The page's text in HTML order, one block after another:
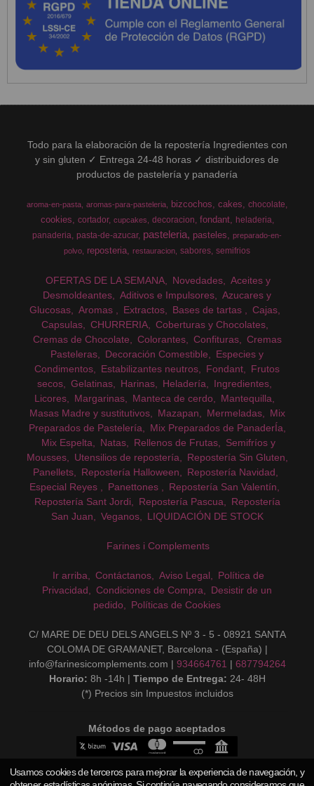
Todo para la elaboración de la repostería Ingredientes con
y sin gluten ✓ Entrega 24-48 horas ✓ distribuidores de
productos de pastelería y panadería
aroma-en-pasta aromas-para-pasteleria bizcochos cakes chocolate
cookies cortador cupcakes decoracion fondant
heladeria
panaderia pasta-de-azucar pasteleria pasteles
preparado-en-
polvo
reposteria restauracion sabores semifrios
OFERTAS DE LA SEMANA Novedades
Aceites y
Desmoldeantes
Aditivos e Impulsores
Azucares y
Glucosas
Aromas Extractos Bases de tartas
Cajas
Capsulas
CHURRERIA
Coberturas y Chocolates
Cremas de Chocolate
Colorantes Confituras
Cremas
Pasteleras
Decoración Comestible
Especies y
Condimentos
Estabilizantes neutros Fondant
Frutos
secos
Gelatinas Harinas Heladería
Ingredientes
Licores
Margarinas Manteca de cerdo
Mantequilla
Masas Madre y sustitutivos
Mazapan Mermeladas
Mix
Preparados de Pastelería
Mix Preparados de PanaderÍa
Mix Espelta
Natas Rellenos de Frutas
Semifríos y
Mousses
Utensilios de repostería
Repostería Sin Gluten
Panellets
Repostería Halloween
Repostería Navidad
Especial Reyes
Panettones
Repostería San Valentín
Repostería Sant Jordi
Repostería Pascua
Repostería
San Juan
Veganos LIQUIDACIÓN DE STOCK
Farines i Complements
Ir arriba Contáctanos Aviso Legal
Política de
Privacidad
Condiciones de Compra
Desistir de un
pedido
Políticas de Cookies
C/ MARE DE DEU DELS ANGELS Nº 3 - 5 - 08921 SANTA
COLOMA DE GRAMANET, Barcelona - (España) |
info@farinesicomplements.com | 934664761 | 687794264
Horario: 8h -14h | Tiempo de Entrega: 24- 48H
(*) Precios sin Impuestos incluidos
Métodos de pago aceptados
Usamos cookies de terceros para mejorar la experiencia de navegación, y